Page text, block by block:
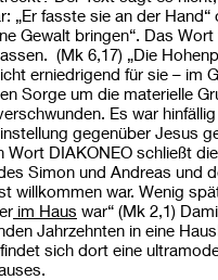
fasste sie an der Hand“
Gewalt bringen“. Das
(Mk 6,17) „Die
erniedrigend für sie – im
Sorge um die materielle
Es war
gegenüber Jesus
DIAKONEO schließt
Simon und Andreas und
willkommen war. Wenig
im Haus war“ (Mk 2,1)
Jahrzehnten in eine
sich dort eine